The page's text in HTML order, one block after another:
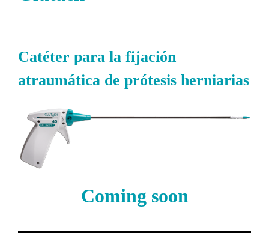
Catéter para la fijación
atraumática de prótesis herniarias
Coming soon